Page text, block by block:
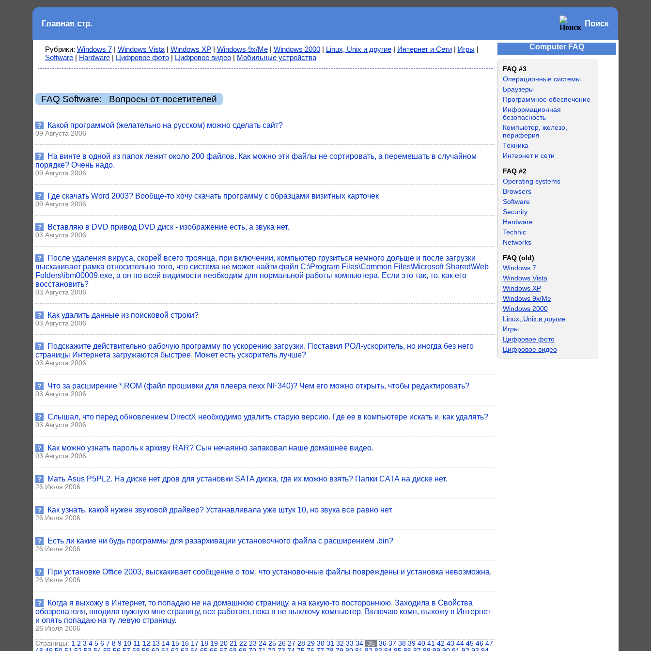
Главная стр. Поиск
Рубрики: Windows 7| Windows Vista| Windows XP| Windows 9x/Me| Windows 2000| Linux, Unix и другие| Интернет и Сети| Игры |
Software| Hardware| Цифровое фото| Цифровое видео| Мобильные устройства
FAQ Software: Вопросы от посетителей
? Какой программой (желательно на русском) можно сделать сайт?
09 Августа 2006
?
На винте в одной из папок лежит около 200 файлов. Как можно эти файлы не сортировать, а перемешать в случайном
порядке? Очень надо.
09 Августа 2006
? Где скачать Word 2003? Вообще-то хочу скачать программу с образцами визитных карточек
09 Августа 2006
? Вставляю в DVD привод DVD диск - изображение есть, а звука нет.
03 Августа 2006
?
После удаления вируса, скорей всего троянца, при включении, компьютер грузиться немного дольше и после загрузки
выскакивает рамка относительно того, что система не может найти файл C:\Program Files\Common Files\Microsoft Shared\Web
Folders\ibm00009.exe, а он по всей видимости необходим для нормальной работы компьютера. Если это так, то, как его
восстановить?
03 Августа 2006
? Как удалить данные из поисковой строки?
03 Августа 2006
?
Подскажите действительно рабочую программу по ускорению загрузки. Поставил РОЛ-ускоритель, но иногда без него
страницы Интернета загружаются быстрее. Может есть ускоритель лучше?
03 Августа 2006
? Что за расширение *.ROM (файл прошивки для плеера nexx NF340)? Чем его можно открыть, чтобы редактировать?
03 Августа 2006
? Слышал, что перед обновлением DirectX необходимо удалить старую версию. Где ее в компьютере искать и, как удалять?
03 Августа 2006
? Как можно узнать пароль к архиву RAR? Сын нечаянно запаковал наше домашнее видео.
03 Августа 2006
? Мать Asus P5PL2. На диске нет дров для установки SATA диска, где их можно взять? Папки САТА на диске нет.
26 Июля 2006
? Как узнать, какой нужен звуковой драйвер? Устанавливала уже штук 10, но звука все равно нет.
26 Июля 2006
? Есть ли какие ни будь программы для разархивации установочного файла с расширением .bin?
26 Июля 2006
? При установке Оffice 2003, выскакивает сообщение о том, что установочные файлы повреждены и установка невозможна.
26 Июля 2006
?
Когда я выхожу в Интернет, то попадаю не на домашнюю страницу, а на какую-то постороннюю. Заходила в Свойства
обозревателя, вводила нужную мне страницу, все работает, пока я не выключу компьютер. Включаю комп, выхожу в Интернет
и опять попадаю на ту левую страницу.
26 Июля 2006
Страницы: 1 2 3 4 5 6 7 8 9 10 11 12 13 14 15 16 17 18 19 20 21 22 23 24 25 26 27 28 29 30 31 32 33 34 35 36 37 38 39 40 41 42 43 44 45 46 47
Computer FAQ
FAQ #3
Операционные системы
Браузеры
Программное обеспечение
Информационная
безопасность
Компьютер, железо,
периферия
Техника
Интернет и сети
FAQ #2
Operating systems
Browsers
Software
Security
Hardware
Technic
Networks
FAQ (old)
Windows 7
Windows Vista
Windows XP
Windows 9x/Me
Windows 2000
Linux, Unix и другие
Игры
Цифровое фото
Цифровое видео